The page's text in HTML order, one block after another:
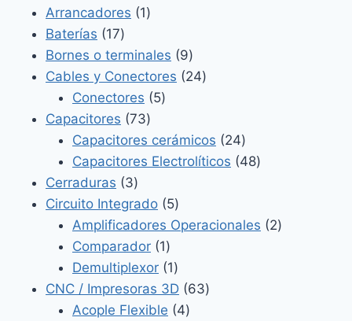
productos
Arrancadores 11
Baterías 1717
productos
Bornes o terminales 99
productos
Cables y Conectores 2424
Conectores 55
Capacitores 7373
productos
Capacitores cerámicos 2424
productos
Capacitores Electrolíticos 4848
Cerraduras 33
productos
Circuito Integrado 55
productos
Amplificadores Operacionales 22
Comparador 11
producto
Demultiplexor 11
producto
CNC / Impresoras 3D 6363
Acople Flexible 44